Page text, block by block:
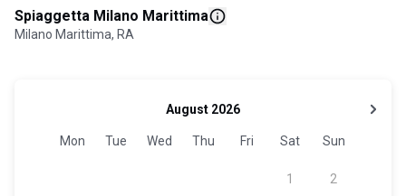
Spiaggetta Milano Marittima
Milano Marittima, RA